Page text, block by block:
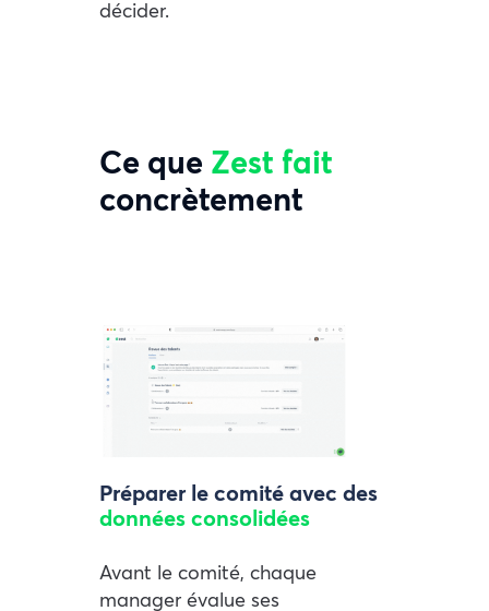
décider.
Ce que Zest fait
concrètement
Préparer le comité avec des
données consolidées
Avant le comité, chaque
manager évalue ses